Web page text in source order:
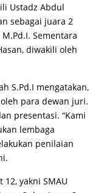
Ustadz Abdul
sebagai juara 2
Sementara
diwakili oleh
S.Pd.I mengatakan,
para dewan juri.
presentasi. “Kami
lembaga
penilaian
yakni SMAU